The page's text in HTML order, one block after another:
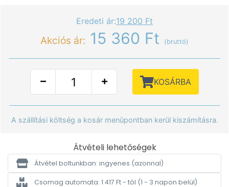
Eredeti ár:19 200 Ft
Akciós ár: 15 360 Ft (bruttó)
KOSÁRBA
A szállítási költség a kosár menüpontban kerül kiszámításra.
Átvételi lehetőségek
Átvétel boltunkban: ingyenes (azonnal)
Csomag automata: 1 417 Ft - tól (1 - 3 napon belül)